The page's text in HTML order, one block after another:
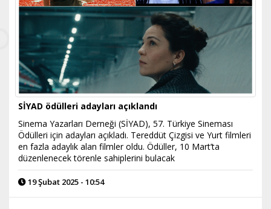
SİYAD ödülleri adayları açıklandı
Sinema Yazarları Derneği (SİYAD), 57. Türkiye Sineması
Ödülleri için adayları açıkladı. Tereddüt Çizgisi ve Yurt filmleri
en fazla adaylık alan filmler oldu. Ödüller, 10 Mart’ta
düzenlenecek törenle sahiplerini bulacak
19 Şubat 2025 - 10:54